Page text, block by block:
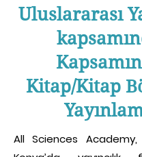
Uluslararası
Kitap/Kitap
All Sciences Academy,